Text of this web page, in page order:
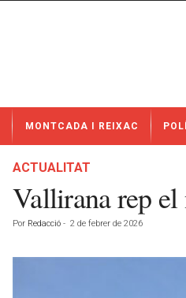
t
MONTCADA I REIXAC
ACTUALITAT
Vallirana rep
Por Redacció - 2 de febrer de 2026